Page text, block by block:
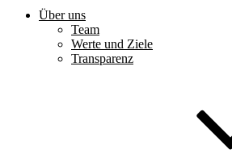
Über uns
Team
Werte und Ziele
Transparenz